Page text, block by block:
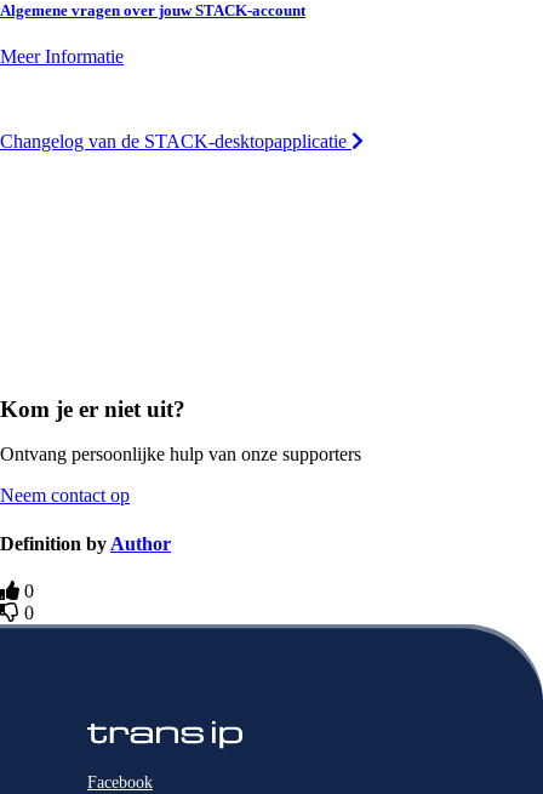
Algemene vragen over jouw STACK-account
Meer Informatie
Changelog van de STACK-desktopapplicatie
Kom je er niet uit?
Ontvang persoonlijke hulp van onze supporters
Neem contact op
Definition by Author
0
0
Facebook